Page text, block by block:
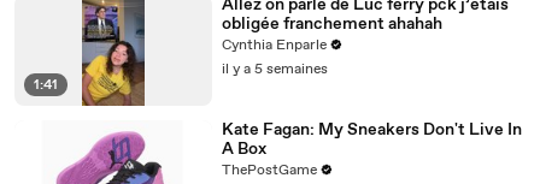
1:41
Allez on parle de Luc ferry pck j’etais
obligée franchement ahahah
Cynthia Enparle
il y a 5 semaines
Kate Fagan: My Sneakers Don't Live In
A Box
ThePostGame